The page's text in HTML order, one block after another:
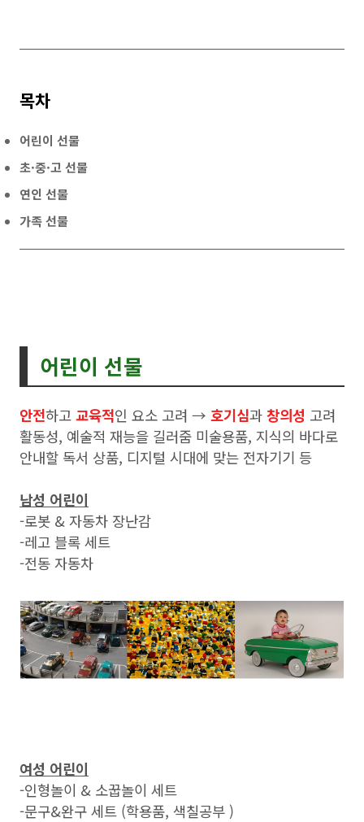
목차
어린이 선물
초·중·고 선물
연인 선물
가족 선물
어린이 선물
안전하고 교육적인 요소 고려 → 호기심과 창의성 고려
활동성, 예술적 재능을 길러줌 미술용품, 지식의 바다로
안내할 독서 상품, 디지털 시대에 맞는 전자기기 등
남성 어린이
-로봇 & 자동차 장난감
-레고 블록 세트
-전동 자동차
여성 어린이
-인형놀이 & 소꿉놀이 세트
-문구&완구 세트 (학용품, 색칠공부 )